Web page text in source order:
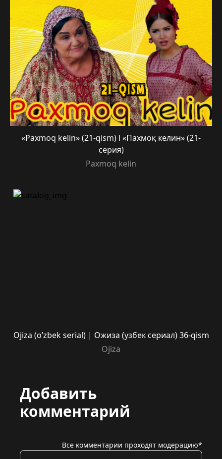
«Paxmoq kelin» (21-qism) l «Пахмоқ келин» (21-
серия)
Paxmoq kelin
Ojiza (o’zbek serial) | Ожиза (узбек сериал) 36-qism
Ojiza
Добавить
комментарий
Все комментарии проходят модерацию*